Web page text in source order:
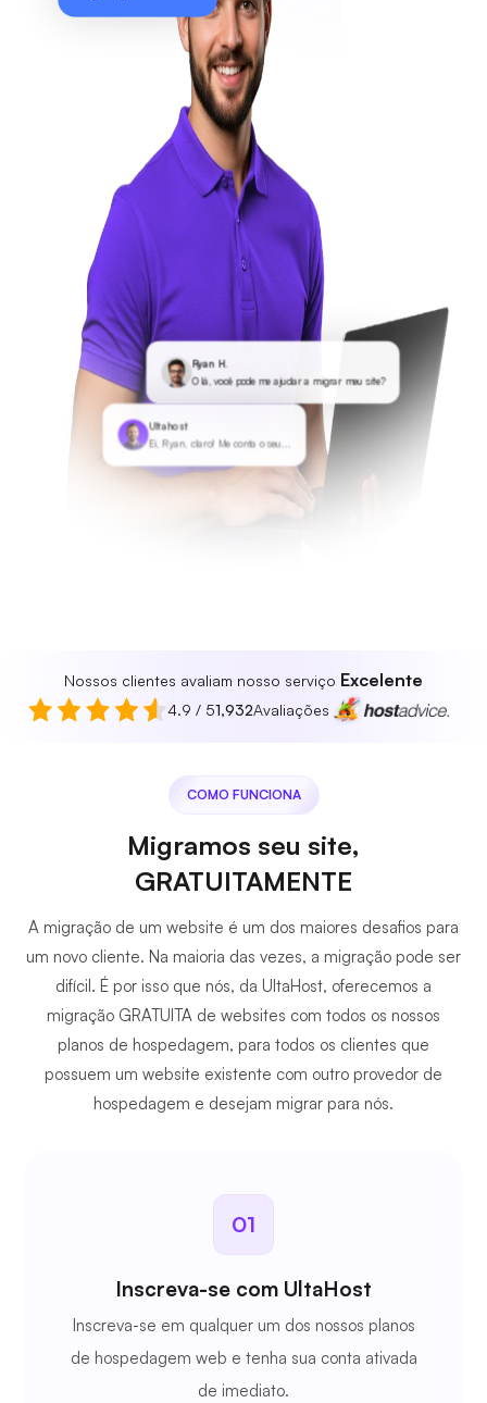
Ryan H.
Olá, você pode me ajudar a migrar meu site?
Ultahost
Ei, Ryan, claro! Me conta o seu...
Nossos clientes avaliam nosso serviço Excelente
4.9 / 51,932Avaliações
COMO FUNCIONA
Migramos seu site,
GRATUITAMENTE
A migração de um website é um dos maiores desafios para
um novo cliente. Na maioria das vezes, a migração pode ser
difícil. É por isso que nós, da UltaHost, oferecemos a
migração GRATUITA de websites com todos os nossos
planos de hospedagem, para todos os clientes que
possuem um website existente com outro provedor de
hospedagem e desejam migrar para nós.
01
Inscreva-se com UltaHost
Inscreva-se em qualquer um dos nossos planos
de hospedagem web e tenha sua conta ativada
de imediato.